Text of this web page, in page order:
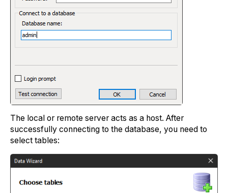
The local or remote server acts as a host. After
successfully connecting to the database, you need to
select tables: